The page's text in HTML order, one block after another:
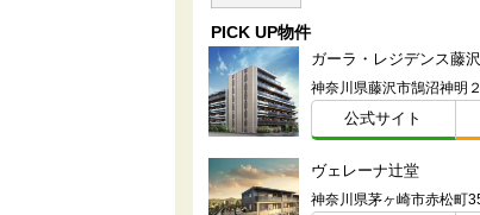
PICK UP物件
ガーラ・レジデンス藤沢
公式サイト
ヴェレーナ辻堂